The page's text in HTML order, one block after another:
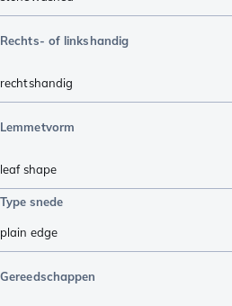
Rechts- of linkshandig
rechtshandig
Lemmetvorm
leaf shape
Type snede
plain edge
Gereedschappen